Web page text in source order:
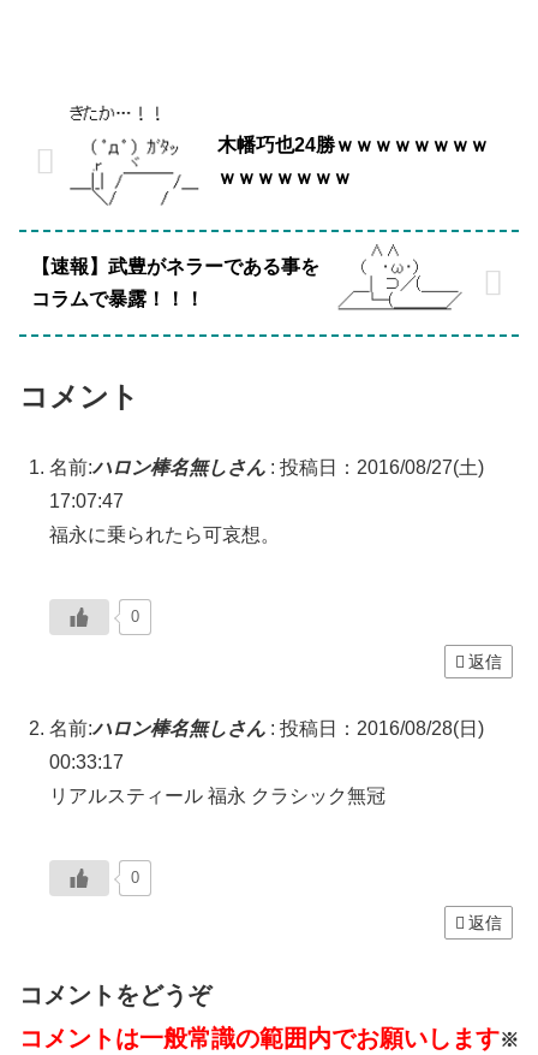
木幡巧也24勝ｗｗｗｗｗｗｗｗ
ｗｗｗｗｗｗｗ
【速報】武豊がネラーである事を
コラムで暴露！！！
コメント
名前:ハロン棒名無しさん : 投稿日：2016/08/27(土)
17:07:47
福永に乗られたら可哀想。
0
返信
名前:ハロン棒名無しさん : 投稿日：2016/08/28(日)
00:33:17
リアルスティール 福永 クラシック無冠
0
返信
コメントをどうぞ
コメントは一般常識の範囲内でお願いします※